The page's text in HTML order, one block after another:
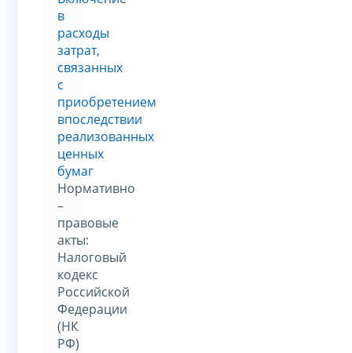
в
расходы
затрат,
связанных
с
приобретением
впоследствии
реализованных
ценных
бумаг
Нормативно
–
правовые
акты:
Налоговый
кодекс
Российской
Федерации
(НК
РФ)